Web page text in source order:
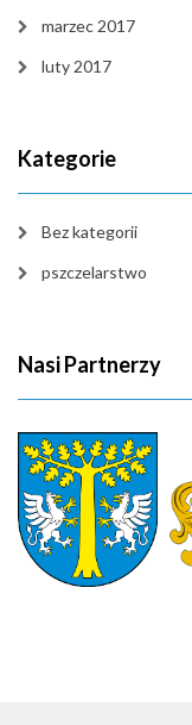
marzec 2017
luty 2017
Kategorie
Bez kategorii
pszczelarstwo
Nasi Partnerzy